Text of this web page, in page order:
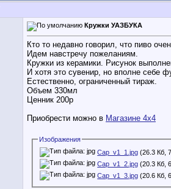
Кружки УАЗБУКА
Кто то недавно говорил, что пиво
Идем навстречу пожеланиям.
Кружки из керамики. Рисунок
И хотя это сувенир, но вполне себе
Естественно, ограниченный тираж.
Объем 330мл
Ценник 200р
Приобрести можно в Магазине 4х4
Изображения
Cap_v1_1.jpg (26.3 Кб,
Cap_v1_2.jpg (20.3 Кб,
Cap_v1_3.jpg (20.6 Кб,